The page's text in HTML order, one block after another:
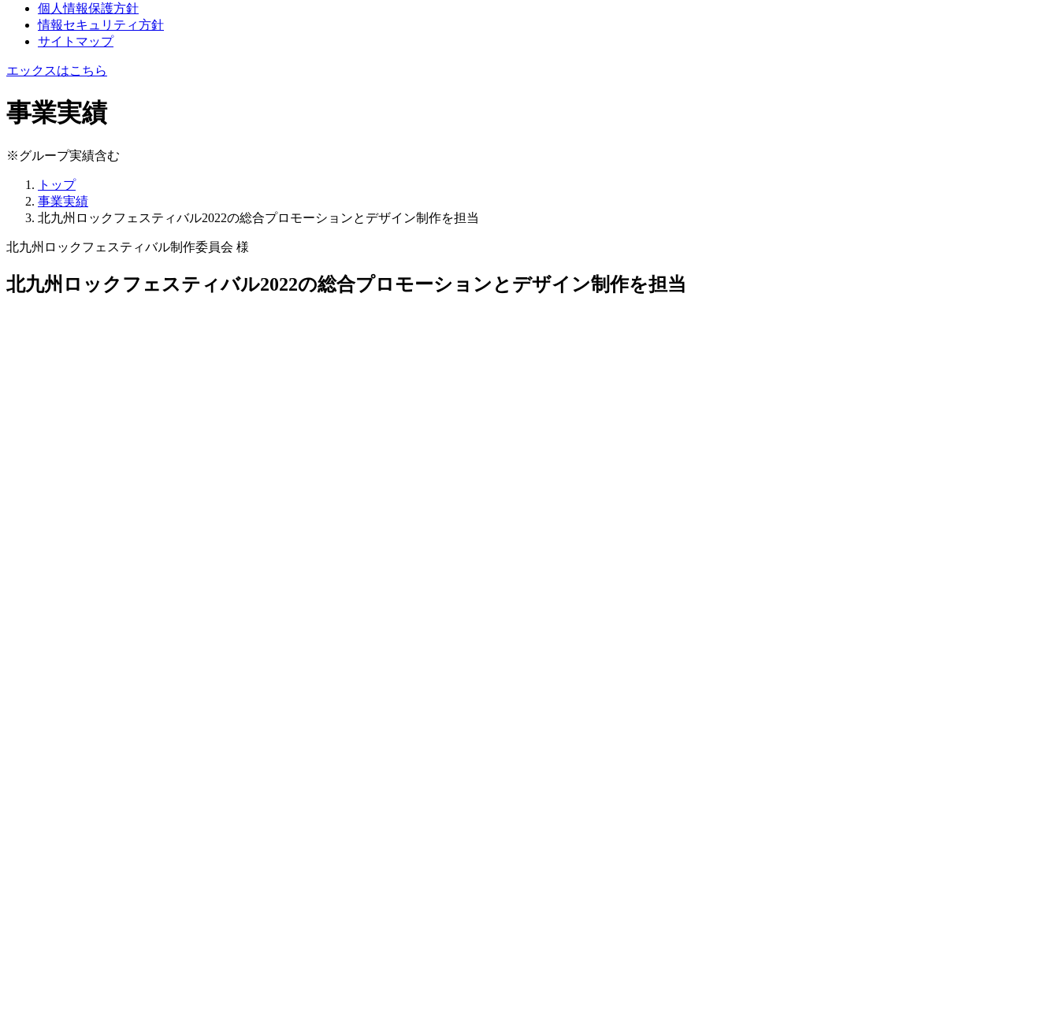
個人情報保護方針
情報セキュリティ方針
サイトマップ
エックスはこちら
事業実績
※グループ実績含む
トップ
事業実績
北九州ロックフェスティバル2022の総合プロモーションとデザイン制作を担当
北九州ロックフェスティバル制作委員会 様
北九州ロックフェスティバル2022の総合プロモーションとデザイン制作を担当